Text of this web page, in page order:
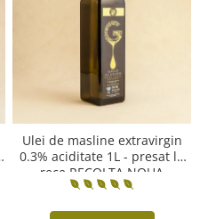
Ulei de masline extravirgin
0.3% aciditate 1L - presat la
rece RECOLTA NOUA